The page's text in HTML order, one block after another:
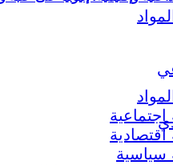
سياسية